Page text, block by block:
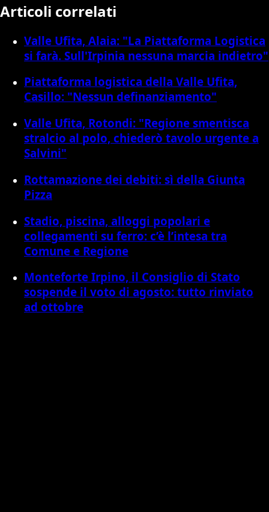
Articoli correlati
Valle Ufita, Alaia: "La Piattaforma Logistica
si farà. Sull'Irpinia nessuna marcia indietro"
Piattaforma logistica della Valle Ufita,
Casillo: "Nessun definanziamento"
Valle Ufita, Rotondi: "Regione smentisca
stralcio al polo, chiederò tavolo urgente a
Salvini"
Rottamazione dei debiti: sì della Giunta
Pizza
Stadio, piscina, alloggi popolari e
collegamenti su ferro: c’è l’intesa tra
Comune e Regione
Monteforte Irpino, il Consiglio di Stato
sospende il voto di agosto: tutto rinviato
ad ottobre